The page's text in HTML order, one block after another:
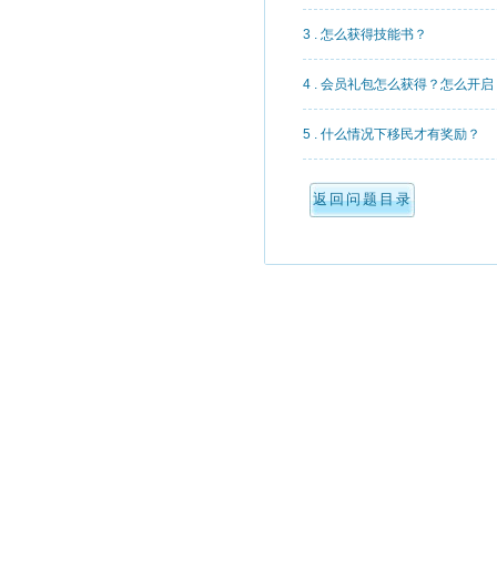
3 . 怎么获得技能书？
4 . 会员礼包怎么获得？怎么开启
5 . 什么情况下移民才有奖励？